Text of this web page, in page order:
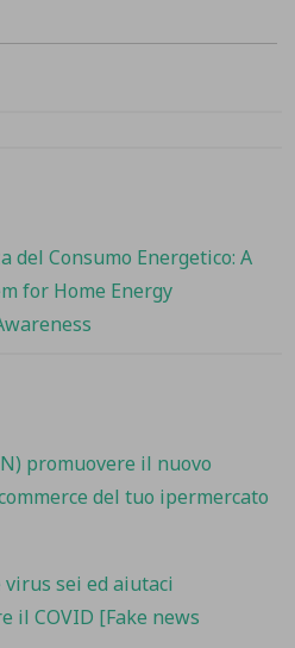
del Consumo Energetico: A
for Home Energy
promuovere il nuovo
del tuo ipermercato
virus sei ed aiutaci
il COVID [Fake news